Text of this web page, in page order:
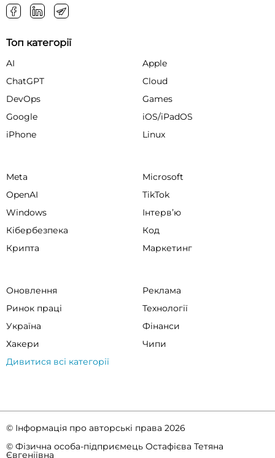
Топ категорії
AI
Apple
ChatGPT
Cloud
DevOps
Games
Google
iOS/iPadOS
iPhone
Linux
Meta
Microsoft
OpenAI
TikTok
Windows
Інтервʼю
Кібербезпека
Код
Крипта
Маркетинг
Оновлення
Реклама
Ринок праці
Технології
Україна
Фінанси
Хакери
Чипи
Дивитися всі категорії
© Інформація про авторські права 2026
© Фізична особа-підприємець Остафієва Тетяна
Євгеніївна